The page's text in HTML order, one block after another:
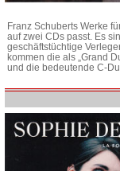
Franz Schuberts Werke
auf zwei CDs passt. Es
geschäftstüchtige
kommen die als „Grand
und die bedeutende C-